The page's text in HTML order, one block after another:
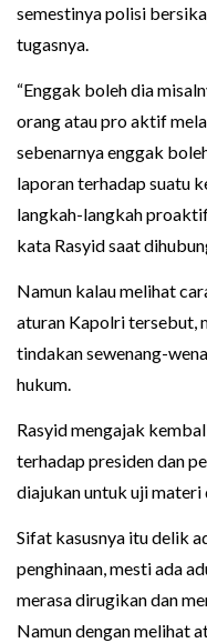
semestinya polisi
tugasnya.
“Enggak boleh dia
orang atau pro aktif
sebenarnya enggak
laporan terhadap suatu
langkah-langkah
kata Rasyid saat
Namun kalau melihat
aturan Kapolri tersebut,
tindakan sewenang-
hukum.
Rasyid mengajak
terhadap presiden dan
diajukan untuk uji
Sifat kasusnya itu delik
penghinaan, mesti ada
merasa dirugikan dan
Namun dengan melihat